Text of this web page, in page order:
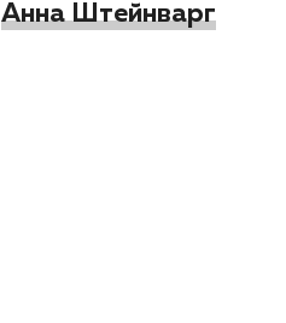
Анна Штейнварг